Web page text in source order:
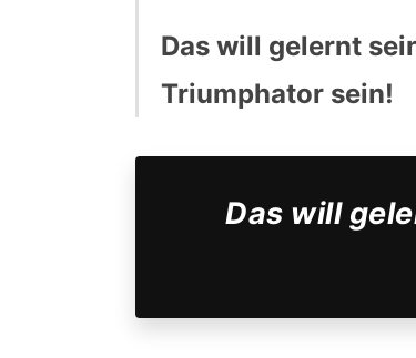
Das will gelernt
Triumphator sein!
Das will